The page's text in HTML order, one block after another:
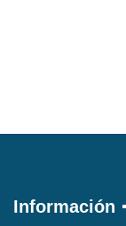
Información